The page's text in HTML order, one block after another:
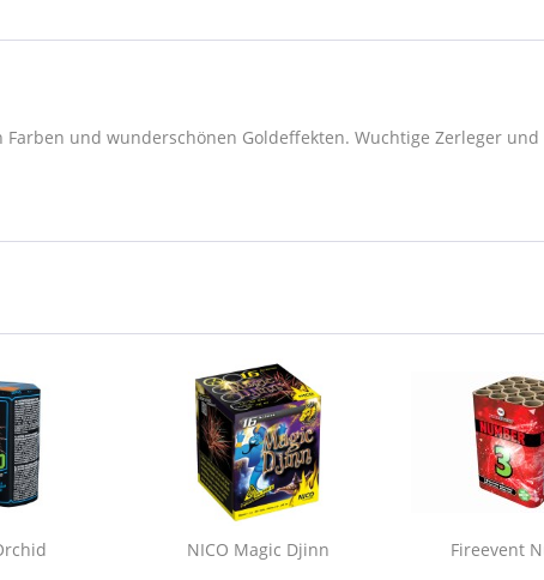
und wunderschönen Goldeffekten. Wuchtige Zerleger und
NICO Magic Djinn Fireevent